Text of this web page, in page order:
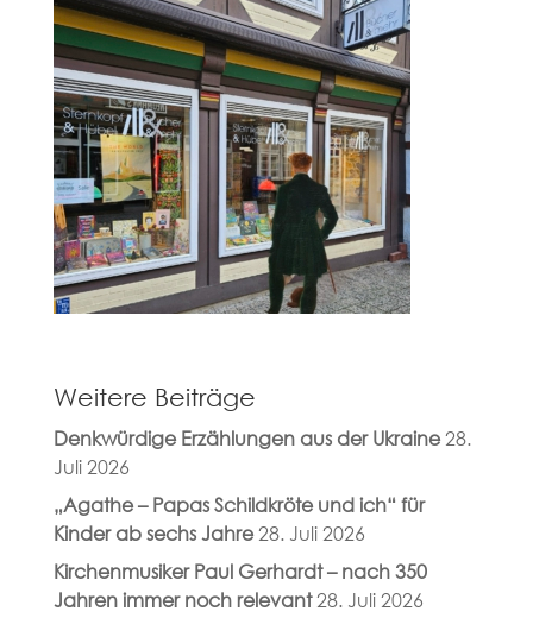
Weitere Beiträge
Denkwürdige Erzählungen aus der Ukraine 28.
Juli 2026
„Agathe – Papas Schildkröte und ich“ für
Kinder ab sechs Jahre 28. Juli 2026
Kirchenmusiker Paul Gerhardt – nach 350
Jahren immer noch relevant 28. Juli 2026